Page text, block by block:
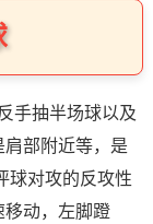
手抽半场球以及
部附近等，是
球对攻的反攻性
移动，左脚蹬